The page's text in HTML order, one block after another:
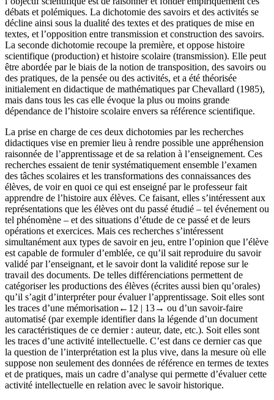
débats et polémiques. La dichotomie des savoirs et des activités se
décline ainsi sous la dualité des textes et des pratiques de mise en
textes, et l’opposition entre transmission et construction des savoirs.
La seconde dichotomie recoupe la première, et oppose histoire
scientifique (production) et histoire scolaire (transmission). Elle peut
être abordée par le biais de la notion de transposition, des savoirs ou
des pratiques, de la pensée ou des activités, et a été théorisée
initialement en didactique de mathématiques par Chevallard (1985),
mais dans tous les cas elle évoque la plus ou moins grande
dépendance de l’histoire scolaire envers sa référence scientifique.
La prise en charge de ces deux dichotomies par les recherches
didactiques vise en premier lieu à rendre possible une appréhension
raisonnée de l’apprentissage et de sa relation à l’enseignement. Ces
recherches essaient de tenir systématiquement ensemble l’examen
des tâches scolaires et les transformations des connaissances des
élèves, de voir en quoi ce qui est enseigné par le professeur fait
apprendre de l’histoire aux élèves. Ce faisant, elles s’intéressent aux
représentations que les élèves ont du passé étudié – tel événement ou
tel phénomène – et des situations d’étude de ce passé et de leurs
opérations et exercices. Mais ces recherches s’intéressent
simultanément aux types de savoir en jeu, entre l’opinion que l’élève
est capable de formuler d’emblée, ce qu’il sait reproduire du savoir
validé par l’enseignant, et le savoir dont la validité repose sur le
travail des documents. De telles différenciations permettent de
catégoriser les productions des élèves (écrites aussi bien qu’orales)
qu’il s’agit d’interpréter pour évaluer l’apprentissage. Soit elles sont
les traces d’une mémorisation ←12 | 13→ ou d’un savoir-faire
automatisé (par exemple identifier dans la légende d’un document
les caractéristiques de ce dernier : auteur, date, etc.). Soit elles sont
les traces d’une activité intellectuelle. C’est dans ce dernier cas que
la question de l’interprétation est la plus vive, dans la mesure où elle
suppose non seulement des données de référence en termes de textes
et de pratiques, mais un cadre d’analyse qui permette d’évaluer cette
activité intellectuelle en relation avec le savoir historique.